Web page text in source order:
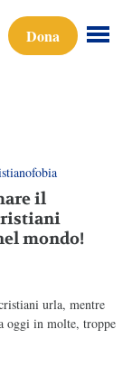
Dona
il
mondo!
urla, mentre
oggi in molte, troppe